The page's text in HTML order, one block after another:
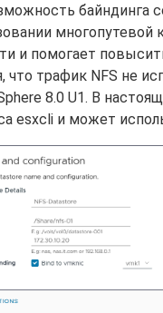
байндинга
и помогает
что трафик NFS не
8.0 U1. В
esxcli и может